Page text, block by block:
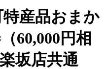
産品おまか
60,000円相
坂店共通